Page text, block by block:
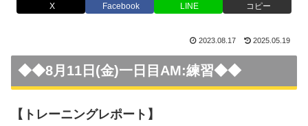
X Facebook LINE コピー
2023.08.17 2025.05.19
◆◆8月11日(金)一日目AM:練習◆◆
【トレーニングレポート】